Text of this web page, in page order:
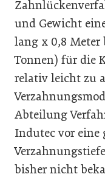
und Gewicht
lang x 0,8 Meter
Tonnen) für die
relativ leicht zu
Abteilung
Indutec vor eine
bisher nicht